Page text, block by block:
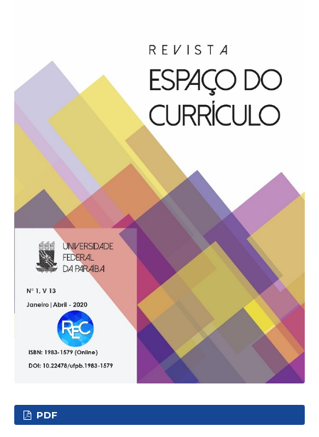
PDF